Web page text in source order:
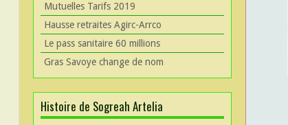
Mutuelles Tarifs 2019
Hausse retraites Agirc-Arrco
Le pass sanitaire 60 millions
Gras Savoye change de nom
Histoire de Sogreah Artelia